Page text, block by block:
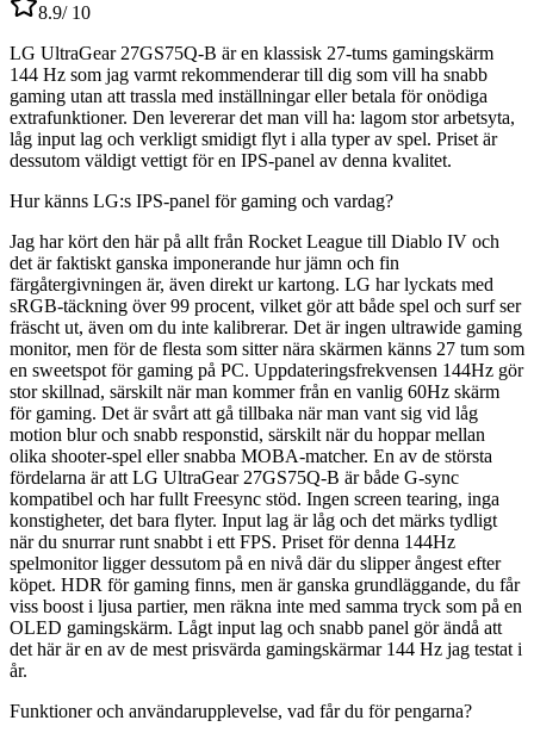
8.9/ 10
LG UltraGear 27GS75Q-B är en klassisk 27-tums gamingskärm
144 Hz som jag varmt rekommenderar till dig som vill ha snabb
gaming utan att trassla med inställningar eller betala för onödiga
extrafunktioner. Den levererar det man vill ha: lagom stor arbetsyta,
låg input lag och verkligt smidigt flyt i alla typer av spel. Priset är
dessutom väldigt vettigt för en IPS-panel av denna kvalitet.
Hur känns LG:s IPS-panel för gaming och vardag?
Jag har kört den här på allt från Rocket League till Diablo IV och
det är faktiskt ganska imponerande hur jämn och fin
färgåtergivningen är, även direkt ur kartong. LG har lyckats med
sRGB-täckning över 99 procent, vilket gör att både spel och surf ser
fräscht ut, även om du inte kalibrerar. Det är ingen ultrawide gaming
monitor, men för de flesta som sitter nära skärmen känns 27 tum som
en sweetspot för gaming på PC. Uppdateringsfrekvensen 144Hz gör
stor skillnad, särskilt när man kommer från en vanlig 60Hz skärm
för gaming. Det är svårt att gå tillbaka när man vant sig vid låg
motion blur och snabb responstid, särskilt när du hoppar mellan
olika shooter-spel eller snabba MOBA-matcher. En av de största
fördelarna är att LG UltraGear 27GS75Q-B är både G-sync
kompatibel och har fullt Freesync stöd. Ingen screen tearing, inga
konstigheter, det bara flyter. Input lag är låg och det märks tydligt
när du snurrar runt snabbt i ett FPS. Priset för denna 144Hz
spelmonitor ligger dessutom på en nivå där du slipper ångest efter
köpet. HDR för gaming finns, men är ganska grundläggande, du får
viss boost i ljusa partier, men räkna inte med samma tryck som på en
OLED gamingskärm. Lågt input lag och snabb panel gör ändå att
det här är en av de mest prisvärda gamingskärmar 144 Hz jag testat i
år.
Funktioner och användarupplevelse, vad får du för pengarna?